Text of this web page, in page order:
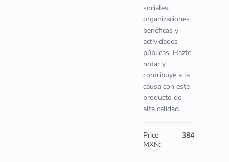
sociales,
organizaciones
benéficas y
actividades
públicas. Hazte
notar y
contribuye a la
causa con este
producto de
alta calidad.
Price
MXN:
384